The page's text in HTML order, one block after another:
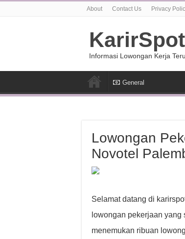
About Contact Us Privacy
KarirSpot
Informasi Lowongan Kerja
General
Lowongan
Novotel
Selamat datang di
lowongan pekerjaan
menemukan ribuan